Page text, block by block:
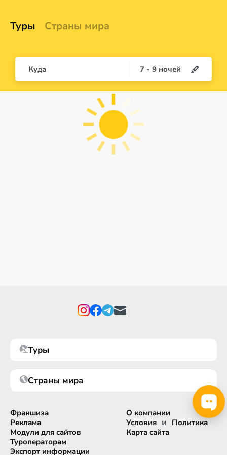
Туры Страны мира
Куда 7 - 9 ночей
Туры
Страны мира
Франшиза
Реклама
Модули для сайтов
Туроператорам
Экспорт информации
О компании
Условия и Политика
Карта сайта